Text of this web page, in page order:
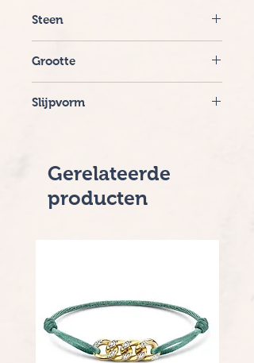
Steen
Grootte
Slijpvorm
Gerelateerde
producten